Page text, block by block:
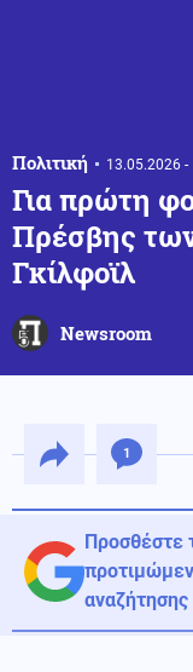
Πολιτική 13.05.2026 -
Για πρώτη
Πρέσβης
Γκίλφοϊλ
Newsroom
1
Προσθέστε